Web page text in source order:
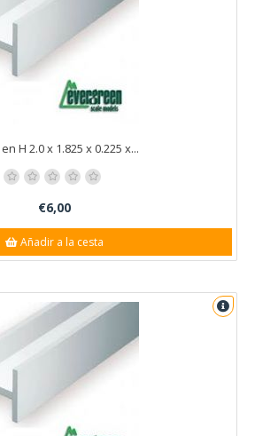
H 2.0 x 1.825 x 0.225 x...
€6,00
Añadir a la cesta